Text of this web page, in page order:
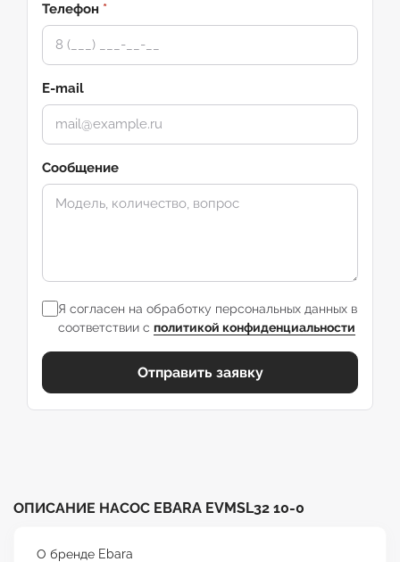
Телефон *
E-mail
Сообщение
Я согласен на обработку персональных данных в
соответствии с политикой конфиденциальности
Отправить заявку
ОПИСАНИЕ НАСОС EBARA EVMSL32 10-0
О бренде Ebara